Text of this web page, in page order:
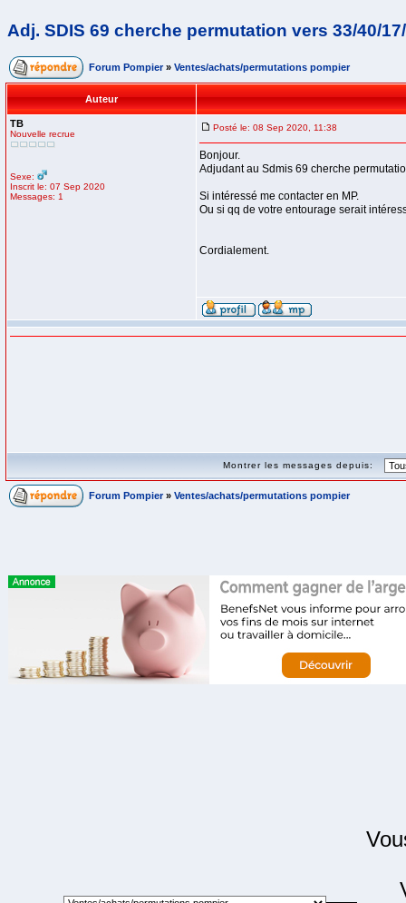
Adj. SDIS 69 cherche permutation vers 33/40/
Forum Pompier » Ventes/achats/permutations pompier
Auteur
TB
Nouvelle recrue
Sexe:
Inscrit le: 07 Sep 2020
Messages: 1
Posté le: 08 Sep 2020, 11:38
Bonjour.
Adjudant au Sdmis 69 cherche
Si intéressé me contacter en MP.
Ou si qq de votre entourage serait
Cordialement.
Montrer les messages depuis:
Forum Pompier » Ventes/achats/permutations pompier